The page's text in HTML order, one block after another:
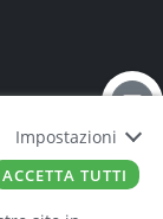
Impostazioni
ACCETTA TUTTI